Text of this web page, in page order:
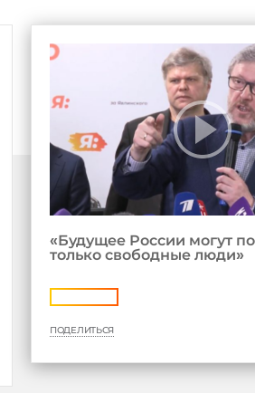
«Будущее России могут
только свободные люди»
ПОДЕЛИТЬСЯ